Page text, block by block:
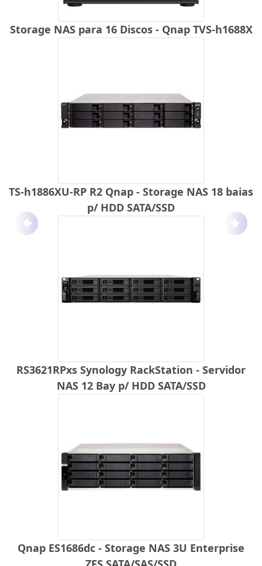
Storage NAS para 16 Discos - Qnap TVS-h1688X
TS-h1886XU-RP R2 Qnap - Storage NAS 18 baias
p/ HDD SATA/SSD
RS3621RPxs Synology RackStation - Servidor
NAS 12 Bay p/ HDD SATA/SSD
Qnap ES1686dc - Storage NAS 3U Enterprise
Anterior